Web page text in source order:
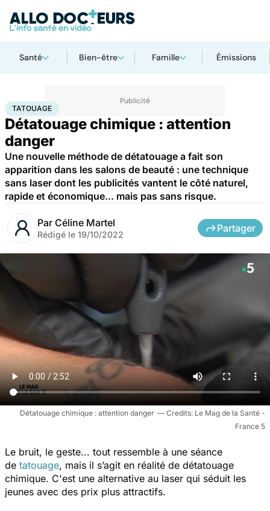
Santé Bien-être Famille Émissions
AccueilSanté Société
TATOUAGE
Détatouage chimique : attention
danger
Une nouvelle méthode de détatouage a fait son
apparition dans les salons de beauté : une technique
sans laser dont les publicités vantent le côté naturel,
rapide et économique... mais pas sans risque.
Par Céline Martel
Rédigé le 19/10/2022
Partager
Détatouage chimique : attention danger
Le Mag de la Santé -
France 5
Le bruit, le geste... tout ressemble à une séance
de tatouage, mais il s’agit en réalité de détatouage
chimique. C'est une alternative au laser qui séduit les
jeunes avec des prix plus attractifs.